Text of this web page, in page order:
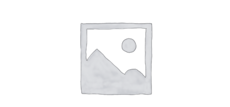
SCEGLI